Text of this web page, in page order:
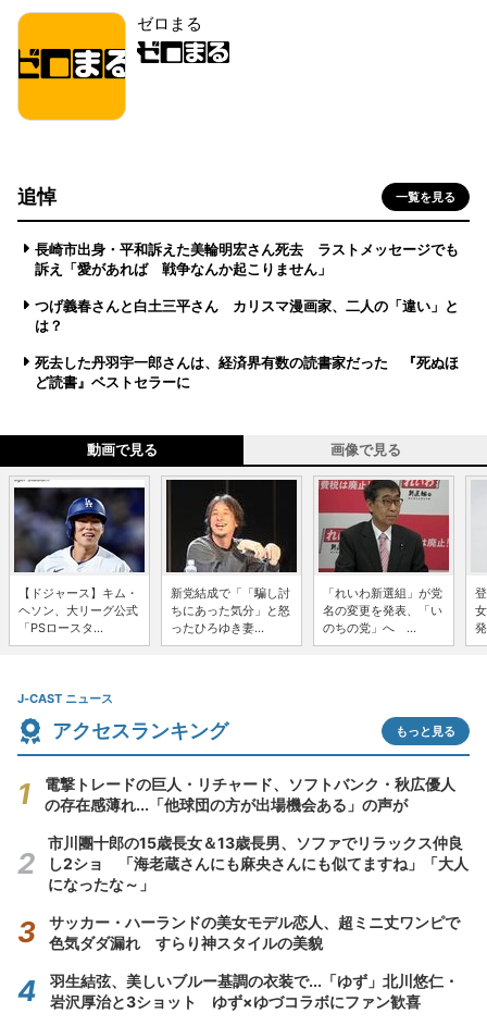
ゼロまる
追悼 一覧を見る
長崎市出身・平和訴えた美輪明宏さん死去 ラストメッセージでも
訴え「愛があれば 戦争なんか起こりません」
つげ義春さんと白土三平さん カリスマ漫画家、二人の「違い」と
は？
死去した丹羽宇一郎さんは、経済界有数の読書家だった 『死ぬほ
ど読書』ベストセラーに
動画で見る 画像で見る
【ドジャース】キム・
ヘソン、大リーグ公式
「PSロースタ...
新党結成で「「騙し討
ちにあった気分」と怒
ったひろゆき妻...
「れいわ新選組」が党
名の変更を発表、「い
のちの党」へ ...
J-CAST ニュース
アクセスランキング もっと見る
電撃トレードの巨人・リチャード、ソフトバンク・秋広優人
の存在感薄れ...「他球団の方が出場機会ある」の声が
市川團十郎の15歳長女＆13歳長男、ソファでリラックス仲良
し2ショ 「海老蔵さんにも麻央さんにも似てますね」「大人
になったな～」
サッカー・ハーランドの美女モデル恋人、超ミニ丈ワンピで
色気ダダ漏れ すらり神スタイルの美貌
羽生結弦、美しいブルー基調の衣装で...「ゆず」北川悠仁・
岩沢厚治と3ショット ゆず×ゆづコラボにファン歓喜